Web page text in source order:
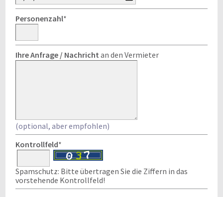
Personenzahl*
Ihre Anfrage / Nachricht an den Vermieter
(optional, aber empfohlen)
Kontrollfeld*
Spamschutz: Bitte übertragen Sie die Ziffern in das
vorstehende Kontrollfeld!